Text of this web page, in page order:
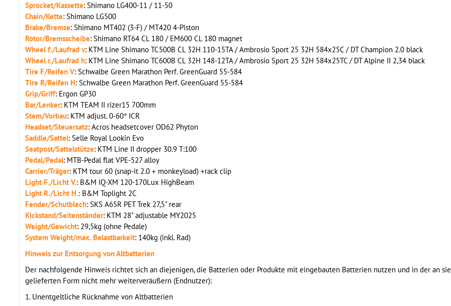
Sprocket/Kassette: Shimano LG400-11 / 11-50
Chain/Kette: Shimano LG500
Brake/Bremse: Shimano MT402 (3-F) / MT420 4-Piston
Rotor/Bremsscheibe: Shimano RT64 CL 180 / EM600 CL 180 magnet
Wheel f./Laufrad v: KTM Line Shimano TC500B CL 32H 110-15TA / Ambrosio Sport 25 32H 584x25C / DT Champion 2.0 black
Wheel r./Laufrad h: KTM Line Shimano TC600B CL 32H 148-12TA / Ambrosio Sport 25 32H 584x25TC / DT Alpine II 2,34 black
Tire F/Reifen V: Schwalbe Green Marathon Perf. GreenGuard 55-584
Tire R/Reifen H: Schwalbe Green Marathon Perf. GreenGuard 55-584
Grip/Griff: Ergon GP30
Bar/Lenker: KTM TEAM II rizer15 700mm
Stem/Vorbau: KTM adjust. 0-60° ICR
Headset/Steuersatz: Acros headsetcover OD62 Phyton
Saddle/Sattel: Selle Royal Lookin Evo
Seatpost/Sattelstütze: KTM Line II dropper 30.9 T:100
Pedal/Pedal: MTB-Pedal flat VPE-527 alloy
Carrier/Träger: KTM tour 60 (snap-it 2.0 + monkeyload) +rack clip
Light F./Licht V.: B&M IQ-XM 120-170Lux HighBeam
Light R./Licht H.: B&M Toplight 2C
Fender/Schutblech: SKS A65R PET Trek 27,5" rear
Kickstand/Seitenständer: KTM 28" adjustable MY2025
Weight/Gewicht: 29,5kg (ohne Pedale)
System Weight/max. Belastbarkeit: 140kg (inkl. Rad)
Hinweis zur Entsorgung von Altbatterien
Der nachfolgende Hinweis richtet sich an diejenigen, die Batterien oder Produkte mit eingebauten Batterien nutzen und in der an sie
gelieferten Form nicht mehr weiterveräußern (Endnutzer):
1. Unentgeltliche Rücknahme von Altbatterien